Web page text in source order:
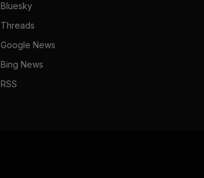
Bluesky
Threads
Google News
Bing News
RSS